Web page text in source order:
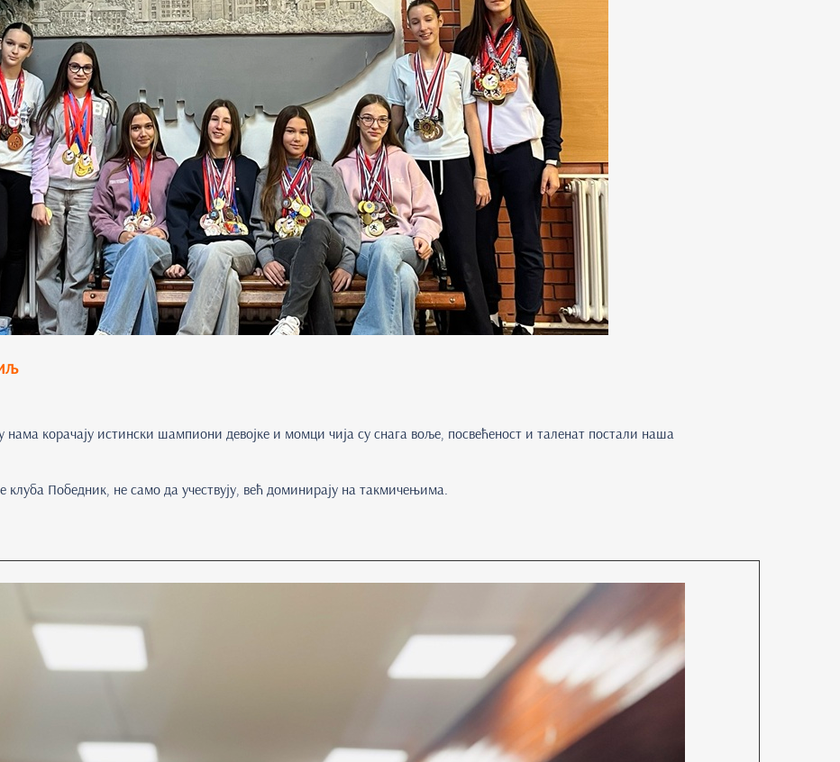
корачају истински шампиони девојке и момци чија су снага воље, посвећеност и таленат постали наша
Победник, не само да учествују, већ доминирају на такмичењима.